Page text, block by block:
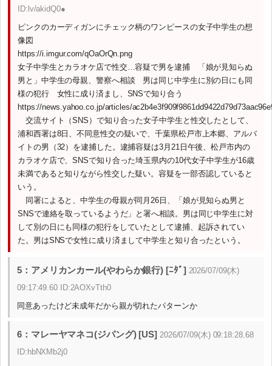
ID:lv/akidQ0●
ピンクのカーディガンにチェック柄のワンピースの女子中学生の想
像図
https://i.imgur.com/qOaOrQn.png
女子中学生とカラオケ店で性交…容疑で男を逮捕 「娘が見知らぬ
男と」中学生の母親、警察へ相談 男は同じ中学生に別の日にも同
様の犯行 女性に成り済まし、SNSで知り合う
https://news.yahoo.co.jp/articles/
交流サイト（SNS）で知り合った女子中学生と性交したとして、
浦和西署は8日、不同意性交の疑いで、千葉県松戸市上本郷、アルバ
イトの男（32）を逮捕した。逮捕容疑は3月21日午後、松戸市内の
カラオケ店で、SNSで知り合った埼玉県内の10代女子中学生が16歳
未満であると知りながら性交した疑い。容疑を一部否認していると
いう。
同署によると、中学生の母親が同月26日、「娘が見知らぬ男と
SNSで連絡を取っているようだ」と署へ相談。男は同じ中学生に対
して別の日にも同様の犯行をしていたとして逮捕、起訴されてい
た。男はSNSで女性に成り済まして中学生と知り合ったという。
5：アメリカンカール(やわらか銀行) [ﾆﾀﾞ] 2026/07/09(木)
09:17:49.60 ID:2AOXvTth0
同意あったけど未成年だから親が切れたパターンか
6：マレーヤマネコ(ジパング) [US] 2026/07/09(木) 09:18:28.68
ID:hbNXMb2j0